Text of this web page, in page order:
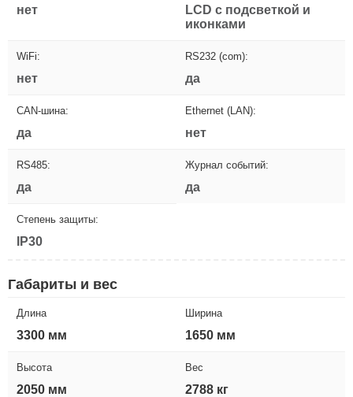
нет
LCD с подсветкой и
иконками
WiFi:
нет
RS232 (com):
да
CAN-шина:
да
Ethernet (LAN):
нет
RS485:
да
Журнал событий:
да
Степень защиты:
IP30
Габариты и вес
Длина
3300 мм
Ширина
1650 мм
Высота
2050 мм
Вес
2788 кг